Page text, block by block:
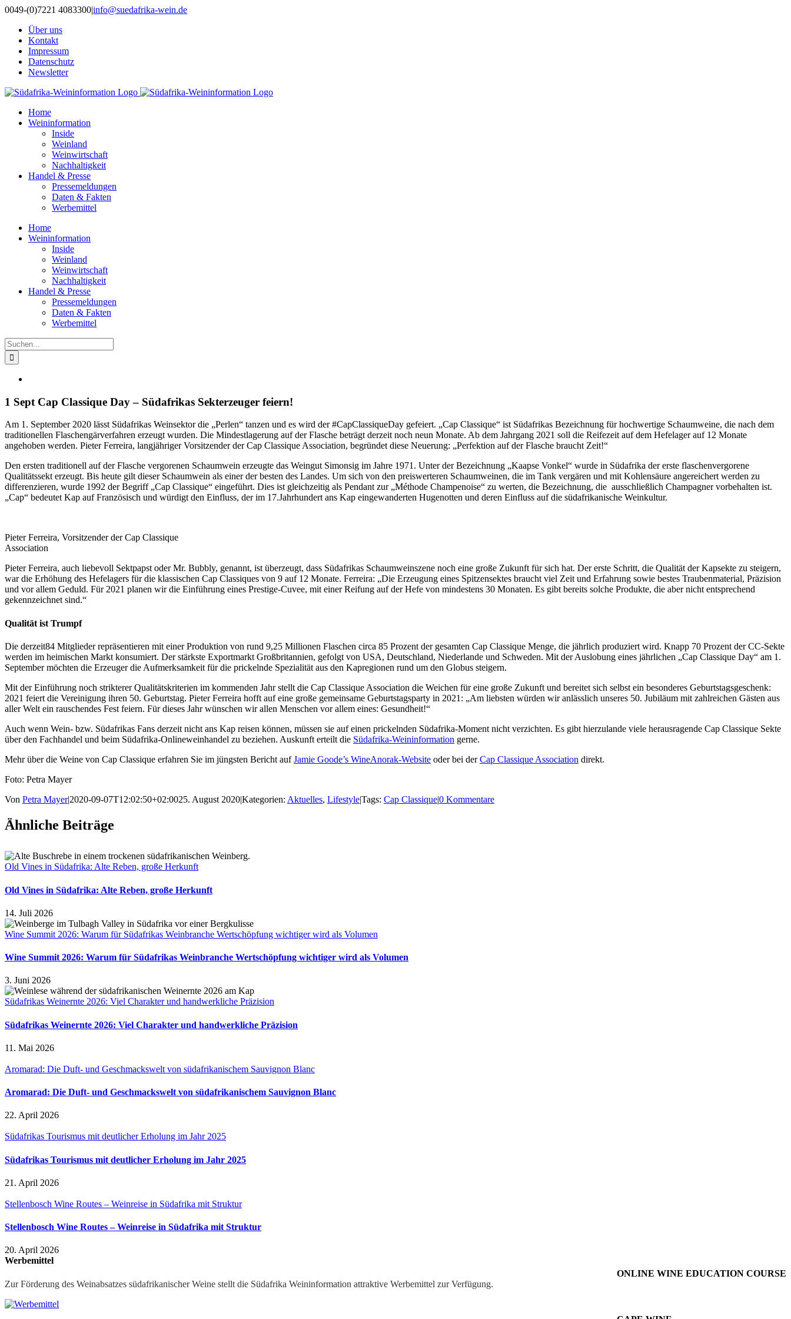
Zum
springen
0049-(0)7221 4083300|info@suedafrika-wein.de
Über uns
Kontakt
Impressum
Datenschutz
Newsletter
Home
Weininformation
Inside
Weinland
Weinwirtschaft
Nachhaltigkeit
Handel & Presse
Pressemeldungen
Daten & Fakten
Werbemittel
Home
Weininformation
Inside
Weinland
Weinwirtschaft
Nachhaltigkeit
Handel & Presse
Pressemeldungen
Daten & Fakten
Werbemittel
Suche
nach:
Bild
1 Sept Cap Classique Day – Südafrikas Sekterzeuger feiern!
Am 1. September 2020 lässt Südafrikas Weinsektor die „Perlen“ tanzen und es wird der #CapClassiqueDay gefeiert. „Cap Classique“ ist Südafrikas Bezeichnung für hochwertige Schaumweine, die nach dem
traditionellen Flaschengärverfahren erzeugt wurden. Die Mindestlagerung auf der Flasche beträgt derzeit noch neun Monate. Ab dem Jahrgang 2021 soll die Reifezeit auf dem Hefelager auf 12 Monate
angehoben werden. Pieter Ferreira, langjähriger Vorsitzender der Cap Classique Association, begründet diese Neuerung: „Perfektion auf der Flasche braucht Zeit!“
Den ersten traditionell auf der Flasche vergorenen Schaumwein erzeugte das Weingut Simonsig im Jahre 1971. Unter der Bezeichnung „Kaapse Vonkel“ wurde in Südafrika der erste flaschenvergorene
Qualitätssekt erzeugt. Bis heute gilt dieser Schaumwein als einer der besten des Landes. Um sich von den preiswerteren Schaumweinen, die im Tank vergären und mit Kohlensäure angereichert werden zu
differenzieren, wurde 1992 der Begriff „Cap Classique“ eingeführt. Dies ist gleichzeitig als Pendant zur „Méthode Champenoise“ zu werten, die Bezeichnung, die ausschließlich Champagner vorbehalten ist.
„Cap“ bedeutet Kap auf Französisch und würdigt den Einfluss, der im 17.Jahrhundert ans Kap eingewanderten Hugenotten und deren Einfluss auf die südafrikanische Weinkultur.
Pieter Ferreira, Vorsitzender der Cap Classique
Association
Pieter Ferreira, auch liebevoll Sektpapst oder Mr. Bubbly, genannt, ist überzeugt, dass Südafrikas Schaumweinszene noch eine große Zukunft für sich hat. Der erste Schritt, die Qualität der Kapsekte zu steigern,
war die Erhöhung des Hefelagers für die klassischen Cap Classiques von 9 auf 12 Monate. Ferreira: „Die Erzeugung eines Spitzensektes braucht viel Zeit und Erfahrung sowie bestes Traubenmaterial, Präzision
und vor allem Geduld. Für 2021 planen wir die Einführung eines Prestige-Cuvee, mit einer Reifung auf der Hefe von mindestens 30 Monaten. Es gibt bereits solche Produkte, die aber nicht entsprechend
gekennzeichnet sind.“
Qualität ist Trumpf
Die derzeit84 Mitglieder repräsentieren mit einer Produktion von rund 9,25 Millionen Flaschen circa 85 Prozent der gesamten Cap Classique Menge, die jährlich produziert wird. Knapp 70 Prozent der CC-Sekte
werden im heimischen Markt konsumiert. Der stärkste Exportmarkt Großbritannien, gefolgt von USA, Deutschland, Niederlande und Schweden. Mit der Auslobung eines jährlichen „Cap Classique Day“ am 1.
September möchten die Erzeuger die Aufmerksamkeit für die prickelnde Spezialität aus den Kapregionen rund um den Globus steigern.
Mit der Einführung noch strikterer Qualitätskriterien im kommenden Jahr stellt die Cap Classique Association die Weichen für eine große Zukunft und bereitet sich selbst ein besonderes Geburtstagsgeschenk:
2021 feiert die Vereinigung ihren 50. Geburtstag. Pieter Ferreira hofft auf eine große gemeinsame Geburtstagsparty in 2021: „Am liebsten würden wir anlässlich unseres 50. Jubiläum mit zahlreichen Gästen aus
aller Welt ein rauschendes Fest feiern. Für dieses Jahr wünschen wir allen Menschen vor allem eines: Gesundheit!“
Auch wenn Wein- bzw. Südafrikas Fans derzeit nicht ans Kap reisen können, müssen sie auf einen prickelnden Südafrika-Moment nicht verzichten. Es gibt hierzulande viele herausragende Cap Classique Sekte
über den Fachhandel und beim Südafrika-Onlineweinhandel zu beziehen. Auskunft erteilt die Südafrika-Weininformation gerne.
Mehr über die Weine von Cap Classique erfahren Sie im jüngsten Bericht aufJamie Goode’s WineAnorak-Website oder bei derCap Classique Association direkt.
Foto: Petra Mayer
Von Petra Mayer|2020-09-07T12:02:50+02:0025. August 2020|Kategorien: Aktuelles, Lifestyle|Tags: Cap Classique|0 Kommentare
Ähnliche Beiträge
Old Vines in Südafrika: Alte Reben, große Herkunft
Old Vines in Südafrika: Alte Reben, große Herkunft
14. Juli 2026
Wine Summit 2026: Warum für Südafrikas Weinbranche Wertschöpfung wichtiger wird als Volumen
Wine Summit 2026: Warum für Südafrikas Weinbranche Wertschöpfung wichtiger wird als Volumen
3. Juni 2026
Südafrikas Weinernte 2026: Viel Charakter und handwerkliche Präzision
Südafrikas Weinernte 2026: Viel Charakter und handwerkliche Präzision
11. Mai 2026
Aromarad: Die Duft- und Geschmackswelt von südafrikanischem Sauvignon Blanc
Aromarad: Die Duft- und Geschmackswelt von südafrikanischem Sauvignon Blanc
22. April 2026
Südafrikas Tourismus mit deutlicher Erholung im Jahr 2025
Südafrikas Tourismus mit deutlicher Erholung im Jahr 2025
21. April 2026
Stellenbosch Wine Routes – Weinreise in Südafrika mit Struktur
Stellenbosch Wine Routes – Weinreise in Südafrika mit Struktur
20. April 2026
ONLINE WINE EDUCATION COURSE
Werbemittel
Zur Förderung des Weinabsatzes südafrikanischer Weine stellt die Südafrika Weininformation attraktive Werbemittel zur Verfügung.